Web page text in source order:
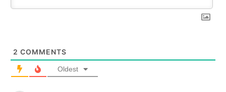
2 COMMENTS
Oldest